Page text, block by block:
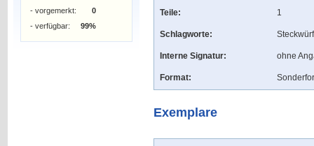
- vorgemerkt:
0
- verfügbar:
99%
Teile: 1
Schlagworte:
Interne Signatur: ohne
Format:
Exemplare